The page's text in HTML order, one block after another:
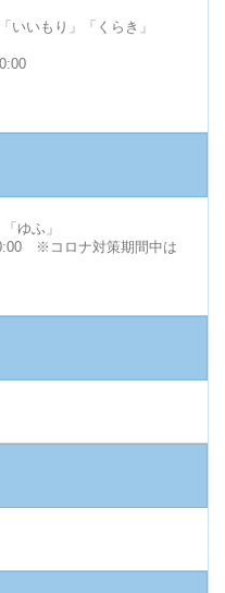
いいもり」「くらき」
ゆふ」
※コロナ対策期間中は